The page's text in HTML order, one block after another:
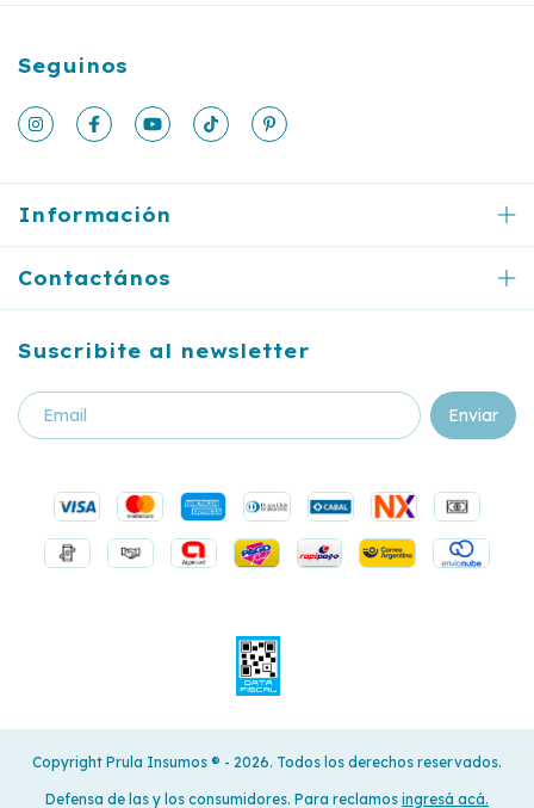
Seguinos
Información
Contactános
Suscribite al newsletter
Copyright Prula Insumos ®️ - 2026. Todos los derechos reservados.
Defensa de las y los consumidores. Para reclamos ingresá acá.